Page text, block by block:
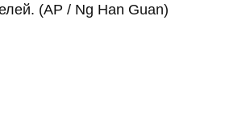
(AP / Ng Han Guan)